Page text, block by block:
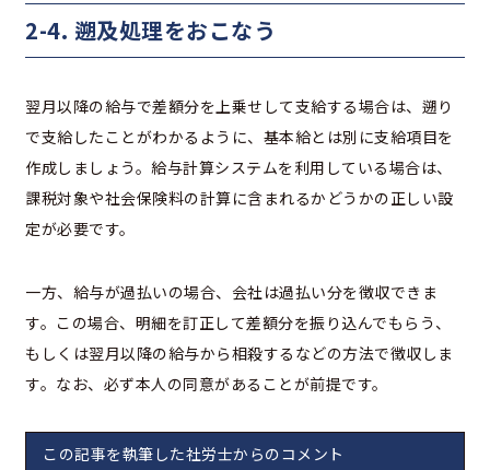
2-4. 遡及処理をおこなう
翌月以降の給与で差額分を上乗せして支給する場合は、遡り
で支給したことがわかるように、基本給とは別に支給項目を
作成しましょう。給与計算システムを利用している場合は、
課税対象や社会保険料の計算に含まれるかどうかの正しい設
定が必要です。
一方、給与が過払いの場合、会社は過払い分を徴収できま
す。この場合、明細を訂正して差額分を振り込んでもらう、
もしくは翌月以降の給与から相殺するなどの方法で徴収しま
す。なお、必ず本人の同意があることが前提です。
この記事を執筆した社労士からのコメント